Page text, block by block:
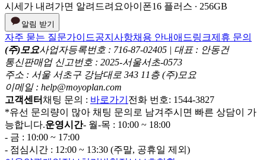
시세가 내려가면 알려드려요아이폰16 플러스 ∙ 256GB
알림 받기
자주 묻는 질문가이드공지사항채용 안내 애드링크제휴 문의
(주)모요사업자등록번호 : 716-87-02405 | 대표 : 안동건
통신판매업 신고번호 : 2025-서울서초-0573
주소 : 서울 서초구 강남대로 343 11층 (주)모요
이메일 : help@moyoplan.com
고객센터 채팅 문의 : 바로가기 전화 번호: 1544-3827
*유선 문의량이 많아 채팅 문의로 남겨주시면 빠른 상담이 가
능합니다.운영시간- 월-목 : 10:00 ~ 18:00
- 금 : 10:00 ~ 17:00
- 점심시간 : 12:00 ~ 13:30 (주말, 공휴일 제외)